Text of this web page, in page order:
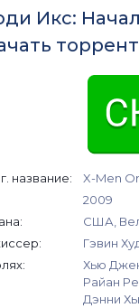
Икс:
торрент
название:
X-Men
2009
США,
Гэвин
Хью
Райан
Дэнни